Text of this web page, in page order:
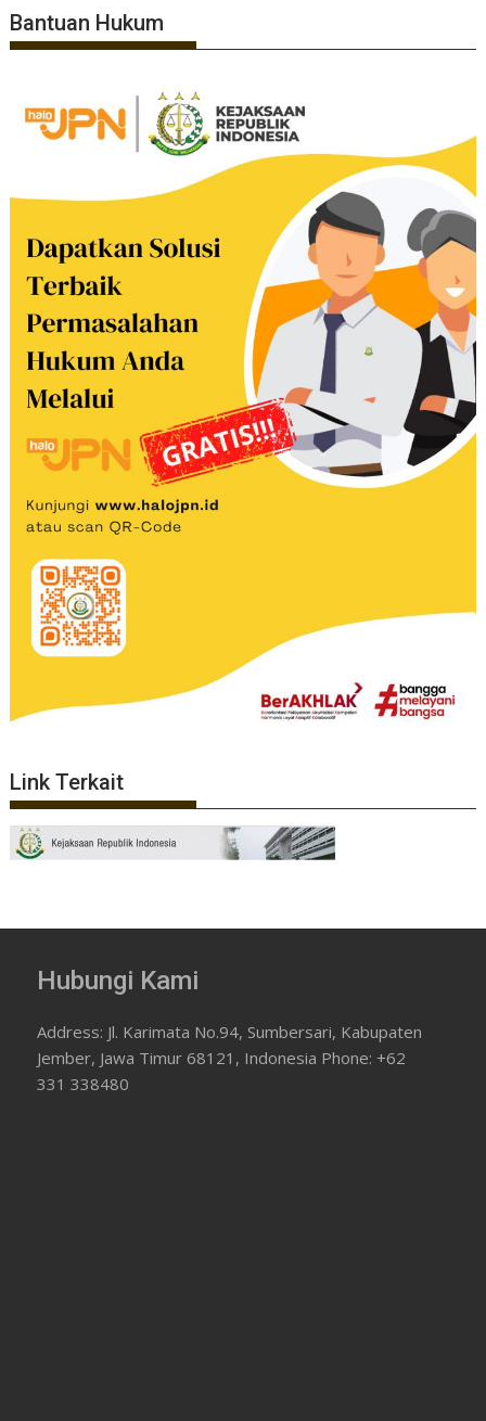
Bantuan Hukum
Link Terkait
Hubungi Kami
Address: Jl. Karimata No.94, Sumbersari, Kabupaten
Jember, Jawa Timur 68121, Indonesia Phone: +62
331 338480